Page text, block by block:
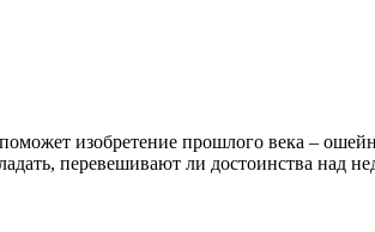
изобретение прошлого века –
перевешивают ли достоинства над